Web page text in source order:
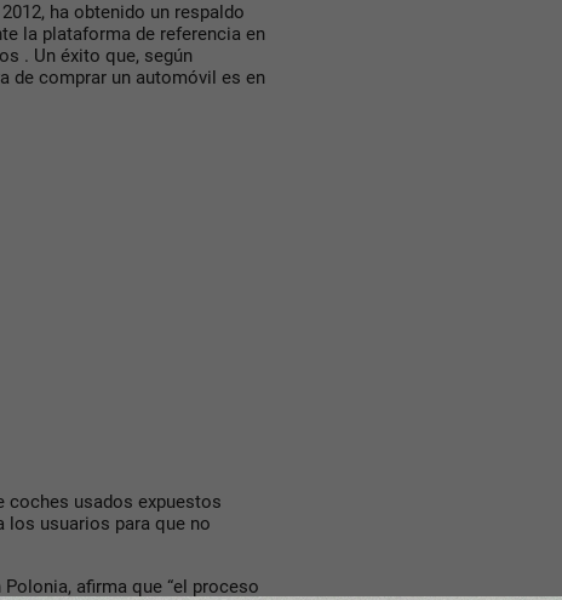
ha obtenido un respaldo
la plataforma de referencia en
. Un éxito que, según
de comprar un automóvil es en
coches usados expuestos
los usuarios para que no
Polonia, afirma que “el proceso